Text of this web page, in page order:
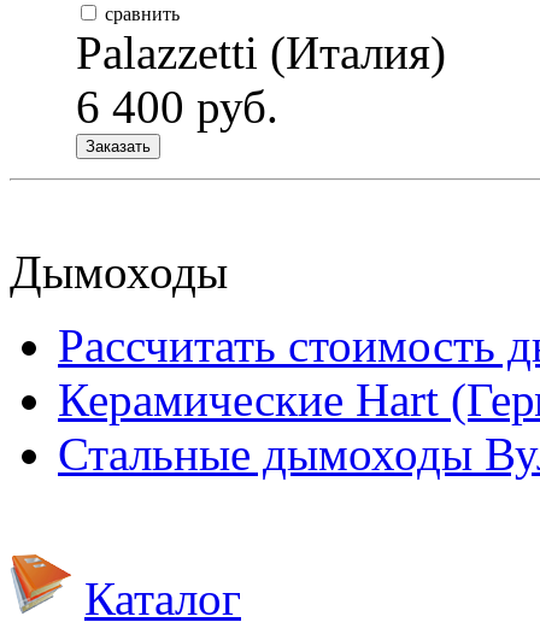
сравнить
Palazzetti (Италия)
6 400 руб.
Заказать
Дымоходы
Рассчитать стоимость
Керамические Hart
Стальные дымоходы
Каталог